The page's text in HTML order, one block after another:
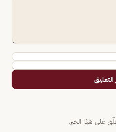
التعليق
على هذا الخبر.